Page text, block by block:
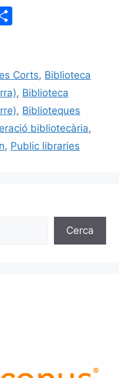
p
ar
te
ix
Corts, Biblioteca
, Biblioteca
, Biblioteques
bibliotecària,
, Public libraries
Cerca